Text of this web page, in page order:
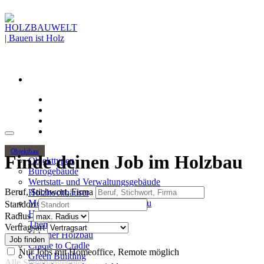
Objektbau
Objekttypen
Bürogebäude
Wertstatt- und Verwaltungsgebäude
Holzhochhäuser
Mehrgeschossiger Wohnungsbau
Hallenbau
Themen
Urbaner Holzbau
Cradle to Cradle
Green Building
Finde deinen Job im Holzbau
Beruf, Stichwort, Firma
Standort
Radius
Vertragsart
Nur Jobs mit Homeoffice, Remote möglich